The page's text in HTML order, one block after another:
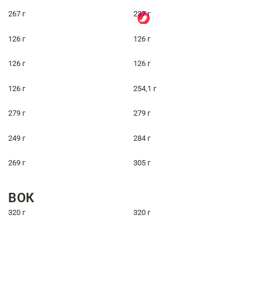
267 г 237 г
126 г 126 г
126 г 126 г
126 г 254,1 г
279 г 279 г
249 г 284 г
269 г 305 г
ВОК
320 г 320 г